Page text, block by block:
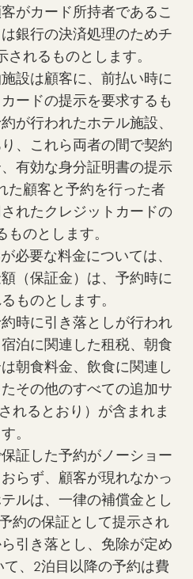
がカード所持者であるこ
銀行の決済処理のためチ
されるものとします。
設は顧客に、前払い時に
ードの提示を要求するも
が行われたホテル施設、
、これら両者の間で契約
有効な身分証明書の提示
た顧客と予約を行った者
れたクレジットカードの
ものとします。
必要な料金については、
（保証金）は、予約時に
ものとします。
時に引き落としが行われ
泊に関連した租税、朝食
朝食料金、飲食に関連し
その他のすべての追加サ
れるとおり）が含まれま
す。
証した予約がノーショー
らず、顧客が現れなかっ
ルは、一律の補償金とし
約の保証として提示され
引き落とし、免除が定め
、2泊目以降の予約は費